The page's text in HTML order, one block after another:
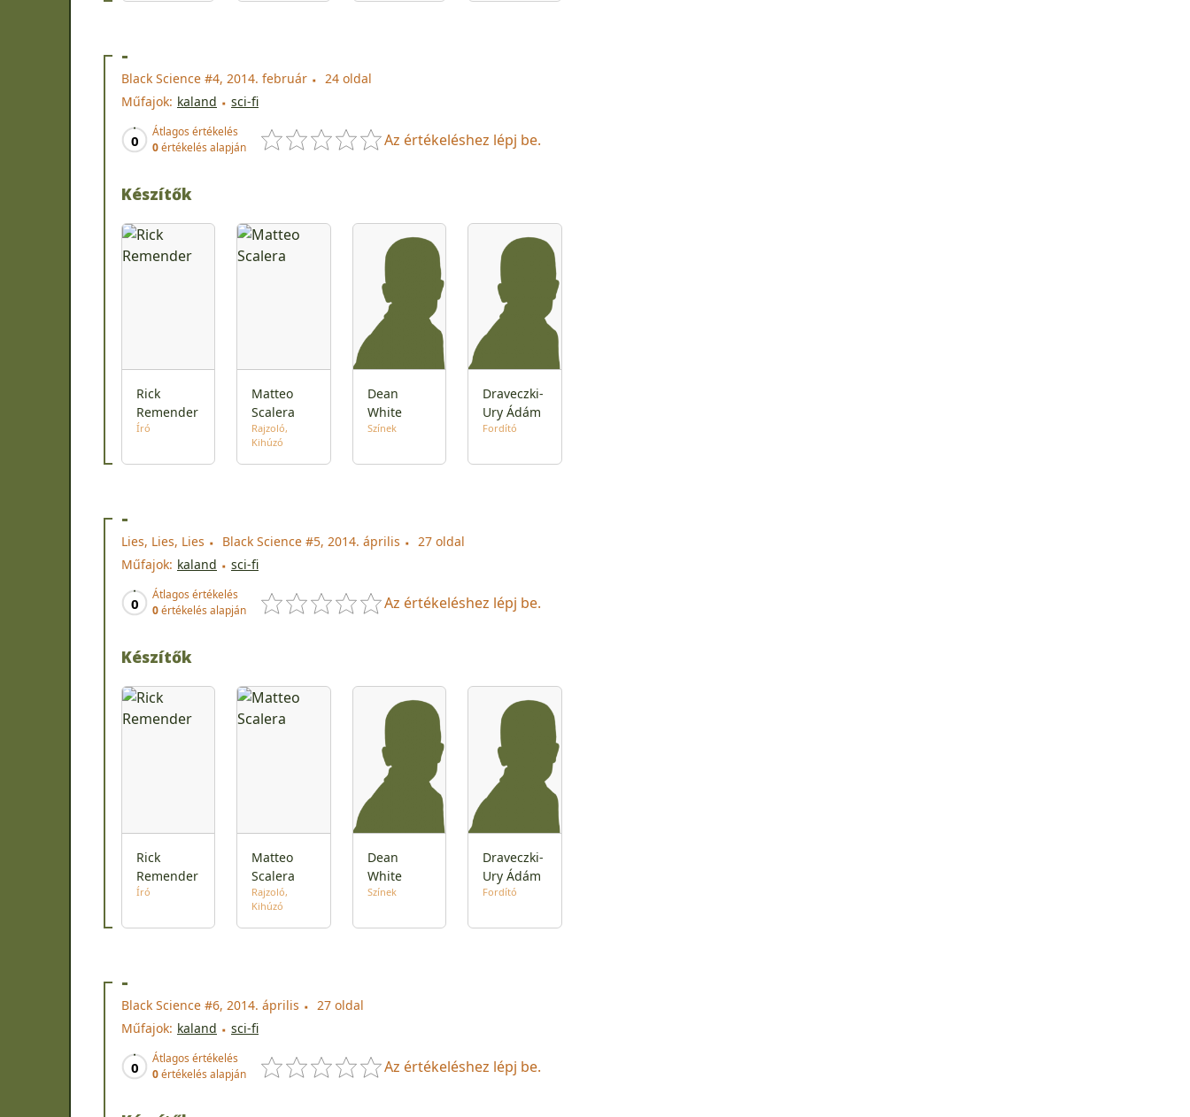
-
Black Science #4, 2014. február
24 oldal
Műfajok: kaland sci-fi
0
Átlagos értékelés
0értékelés alapján Az értékeléshez lépj be.
Készítők
Rick
Remender
Író
Matteo
Scalera
Rajzoló
Kihúzó
Dean
White
Színek
Draveczki-
Ury Ádám
Fordító
-
Lies, Lies, Lies Black Science #5, 2014. április
27 oldal
Műfajok: kaland sci-fi
0
Átlagos értékelés
0értékelés alapján Az értékeléshez lépj be.
Készítők
Rick
Remender
Író
Matteo
Scalera
Rajzoló
Kihúzó
Dean
White
Színek
Draveczki-
Ury Ádám
Fordító
-
Black Science #6, 2014. április
27 oldal
Műfajok: kaland sci-fi
0
Átlagos értékelés
0értékelés alapján Az értékeléshez lépj be.